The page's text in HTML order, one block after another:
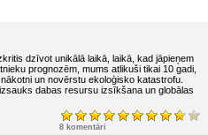
dzīvot unikālā laikā, laikā, kad jāpieņem
prognozēm, mums atlikuši tikai 10 gadi,
un novērstu ekoloģisko katastrofu.
dabas resursu izsīkšana un globālas
8 komentāri